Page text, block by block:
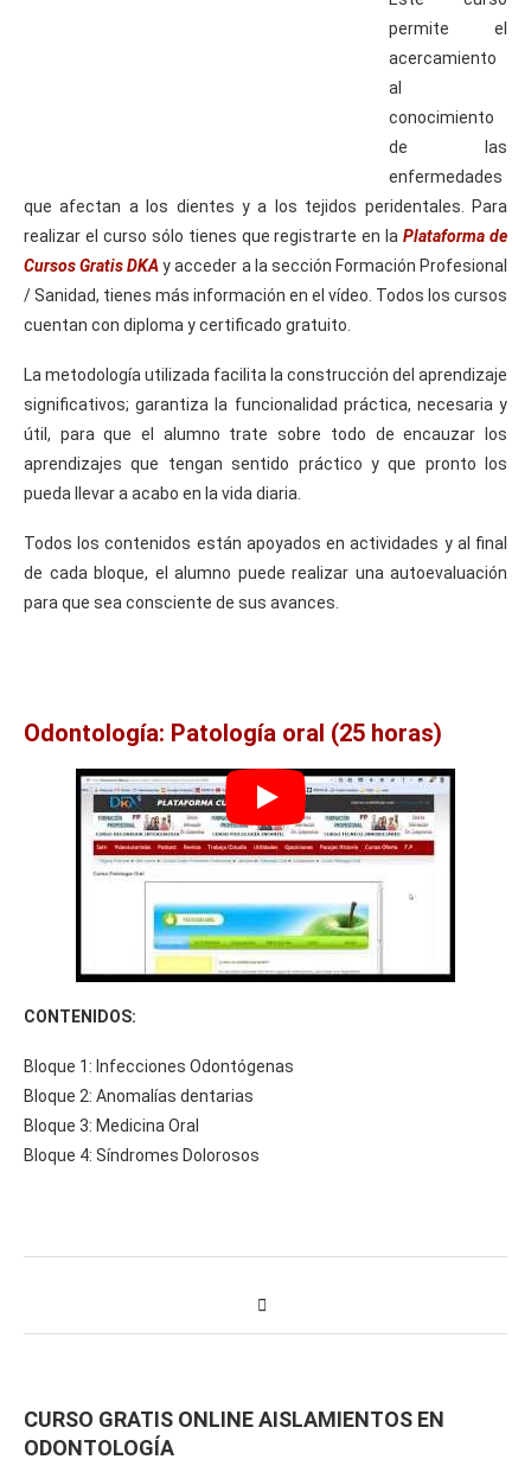
permite el
acercamiento
al
conocimiento
de las
enfermedades
que afectan a los dientes y a los tejidos peridentales. Para
realizar el curso sólo tienes que registrarte en laPlataforma de
Cursos Gratis DKAy acceder a la sección Formación Profesional
/ Sanidad, tienes más información en el vídeo. Todos los cursos
cuentan con diploma y certificado gratuito.
La metodología utilizada facilita la construcción del aprendizaje
significativos; garantiza la funcionalidad práctica, necesaria y
útil, para que el alumno trate sobre todo de encauzar los
aprendizajes que tengan sentido práctico y que pronto los
pueda llevar a acabo en la vida diaria.
Todos los contenidos están apoyados en actividades y al final
de cada bloque, el alumno puede realizar una autoevaluación
para que sea consciente de sus avances.
Odontología: Patología oral (25 horas)
CONTENIDOS:
Bloque 1: Infecciones Odontógenas
Bloque 2: Anomalías dentarias
Bloque 3: Medicina Oral
Bloque 4: Síndromes Dolorosos
CURSO GRATIS ONLINE AISLAMIENTOS EN
ODONTOLOGÍA